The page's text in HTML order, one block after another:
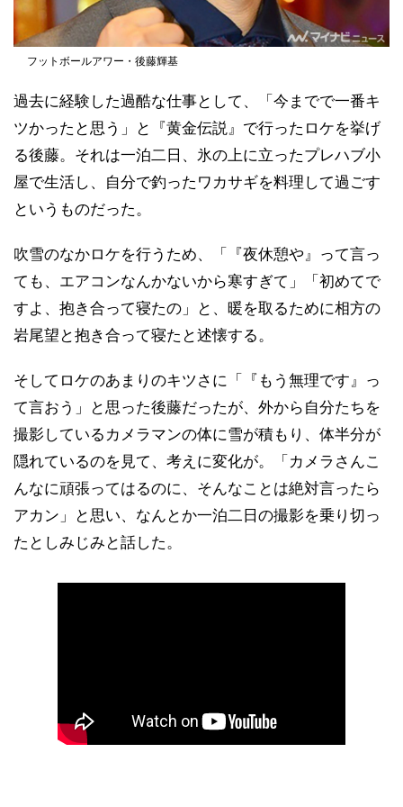
フットボールアワー・後藤輝基
過去に経験した過酷な仕事として、「今までで一番キ
ツかったと思う」と『黄金伝説』で行ったロケを挙げ
る後藤。それは一泊二日、氷の上に立ったプレハブ小
屋で生活し、自分で釣ったワカサギを料理して過ごす
というものだった。
吹雪のなかロケを行うため、「『夜休憩や』って言っ
ても、エアコンなんかないから寒すぎて」「初めてで
すよ、抱き合って寝たの」と、暖を取るために相方の
岩尾望と抱き合って寝たと述懐する。
そしてロケのあまりのキツさに「『もう無理です』っ
て言おう」と思った後藤だったが、外から自分たちを
撮影しているカメラマンの体に雪が積もり、体半分が
隠れているのを見て、考えに変化が。「カメラさんこ
んなに頑張ってはるのに、そんなことは絶対言ったら
アカン」と思い、なんとか一泊二日の撮影を乗り切っ
たとしみじみと話した。